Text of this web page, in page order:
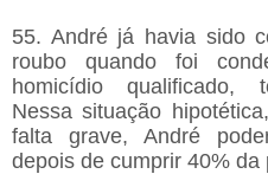
55. André já havia sido
roubo quando foi
homicídio qualificado,
Nessa situação
falta grave, André
depois de cumprir 40% da